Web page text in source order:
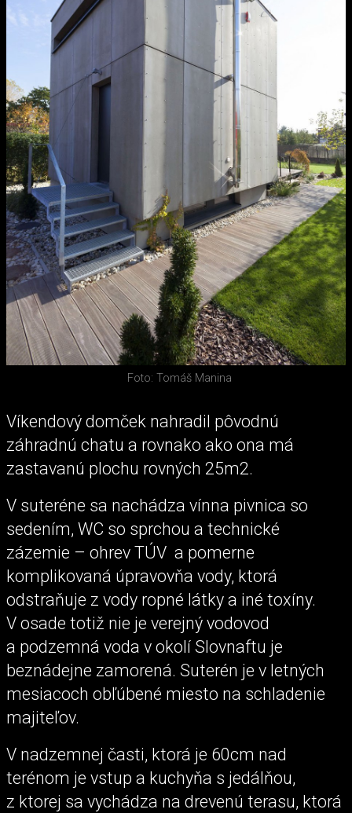
Foto: Tomáš Manina
Víkendový domček nahradil pôvodnú
záhradnú chatu a rovnako ako ona má
zastavanú plochu rovných 25m2.
V suteréne sa nachádza vínna pivnica so
sedením, WC so sprchou a technické
zázemie – ohrev TÚV a pomerne
komplikovaná úpravovňa vody, ktorá
odstraňuje z vody ropné látky a iné toxíny.
V osade totiž nie je verejný vodovod
a podzemná voda v okolí Slovnaftu je
beznádejne zamorená. Suterén je v letných
mesiacoch obľúbené miesto na schladenie
majiteľov.
V nadzemnej časti, ktorá je 60cm nad
terénom je vstup a kuchyňa s jedálňou,
z ktorej sa vychádza na drevenú terasu, ktorá